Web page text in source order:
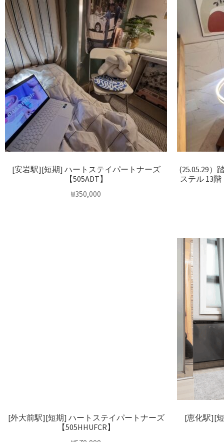
[安岩駅][短期] ハートステイパートナーズ
【505ADT】
₩350,000
(25.05.29）
ステル 13階
[外大前駅][短期] ハートステイパートナーズ
【505HHUFCR】
[恵化駅][